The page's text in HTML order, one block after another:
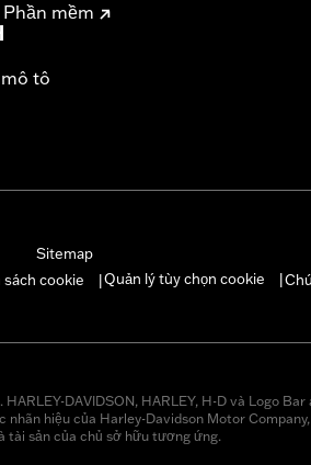
mềm
tô
Sitemap
sách cookie Quản lý tùy chọn cookie
DAVIDSON, HARLEY, H-D và Logo Bar
nhãn hiệu của Harley-Davidson Motor
tài sản của chủ sở hữu tương ứng.